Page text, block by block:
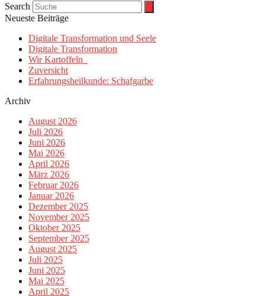
Search
Neueste Beiträge
Digitale Transformation und Seele
Digitale Transformation
Wir Kartoffeln
Zuversicht
Erfahrungsheilkunde: Schafgarbe
Archiv
August 2026
Juli 2026
Juni 2026
Mai 2026
April 2026
März 2026
Februar 2026
Januar 2026
Dezember 2025
November 2025
Oktober 2025
September 2025
August 2025
Juli 2025
Juni 2025
Mai 2025
April 2025